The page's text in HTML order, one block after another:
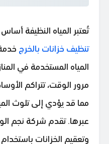
تُعتبر المياه النظيفة
تنظيف خزانات بالخرج
المياه المستخدمة في
مرور الوقت، تتراكم
مما قد يؤدي إلى تلوث
عبرها. تقدم شركة نجم
وتعقيم الخزانات